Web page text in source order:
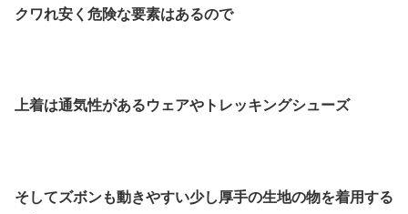
クワれ安く危険な要素はあるので
上着は通気性があるウェアやトレッキングシューズ
そしてズボンも動きやすい少し厚手の生地の物を着用する